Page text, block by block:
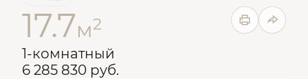
17.7м2
1-комнатный
6 285 830 руб.